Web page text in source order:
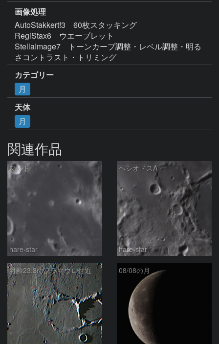
画像処理
AutoStakkert!3　60枚スタッキング
RegiStax6　ウエーブレット
StellaImage7　トーンカーブ調整・レベル調整・明る
さコントラスト・トリミング
カテゴリー
月
天体
月
関連作品
マルト
hare-star
ヘシオドスA
hare-star
月齢23.3のフラマウロ付近 08/08の月